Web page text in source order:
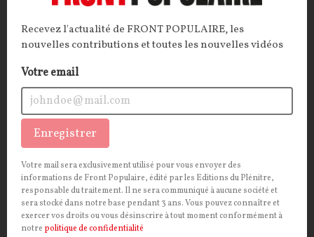
La Rédaction 08/07/2026 12
OPINIONSINTERNATIONAL
Recevez l'actualité de FRONT POPULAIRE, les
nouvelles contributions et toutes les nouvelles vidéos
Votre email
Enregistrer
Votre mail sera exclusivement utilisé pour vous envoyer des
informations de Front Populaire, édité par les Editions du Plénitre,
responsable du traitement. Il ne sera communiqué à aucune société et
sera stocké dans notre base pendant 3 ans. Vous pouvez connaître et
exercer vos droits ou vous désinscrire à tout moment conformément à
notre politique de confidentialité